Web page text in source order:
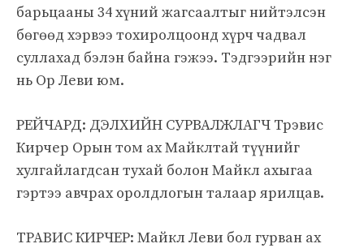
барьцааны 34 хүний ​​жагсаалтыг нийтэлсэн
бөгөөд хэрвээ тохиролцоонд хүрч чадвал
суллахад бэлэн байна гэжээ. Тэдгээрийн нэг
нь Ор Леви юм.
РЕЙЧАРД: ДЭЛХИЙН СУРВАЛЖЛАГЧ Трэвис
Кирчер Орын том ах Майклтай түүнийг
хулгайлагдсан тухай болон Майкл ахыгаа
гэртээ авчрах оролдлогын талаар ярилцав.
ТРАВИС КИРЧЕР: Майкл Леви бол гурван ах